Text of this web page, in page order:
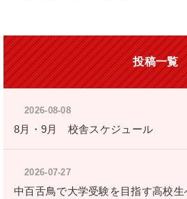
投稿一覧
2026-08-08
8月・9月 校舎スケジュール
2026-07-27
中百舌鳥で大学受験を目指す高校